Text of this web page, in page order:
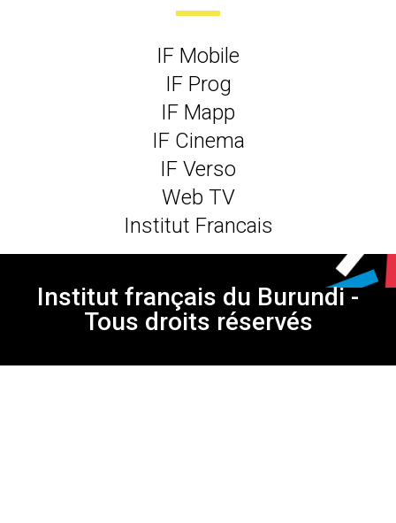
IF Mobile
IF Prog
IF Mapp
IF Cinema
IF Verso
Web TV
Institut Francais
Institut français du Burundi -
Tous droits réservés